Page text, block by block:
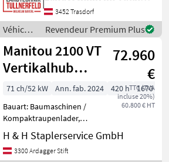
Kehrmaschinen-/Mäharbeiten.
+ Arbeitsscheinwerfer LED +
Arbeitss
3452 Trasdorf
Véhicules
agricoles
à
moteur /
Manitou
Revendeur Premium Plus
Manitou 2100 VT
Vertikalhub
Vorführmaschine
72.960
€
TTC (TVA
incluse 20%)
60.800 € HT
71 ch/52 kW Ann. fab. 2024 420 h
1670 cm
Bauart: Baumaschinen /
Kompaktraupenlader,
Bauhöhe: 2050mm,
Bereifung vorne:
Superelastik Einfach 80 -
H & H Staplerservice GmbH
3300 Ardagger Stift